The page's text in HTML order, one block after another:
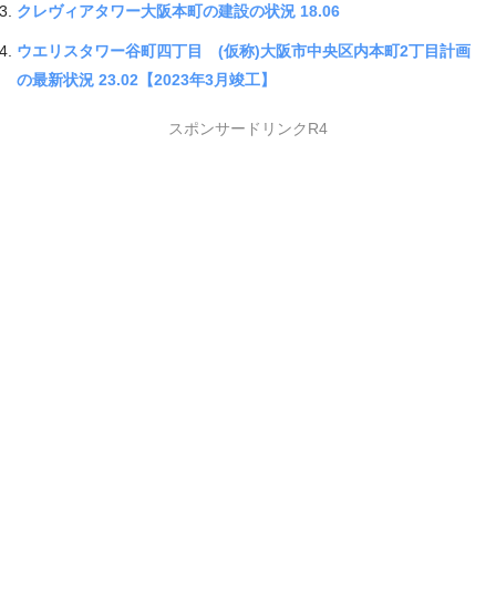
クレヴィアタワー大阪本町の建設の状況 18.06
ウエリスタワー谷町四丁目 (仮称)大阪市中央区内本町2丁目計画
の最新状況 23.02【2023年3月竣工】
スポンサードリンクR4